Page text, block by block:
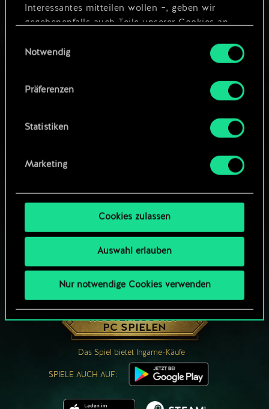
Interessantes mitteilen wollen –, geben wir
gegebenenfalls auch Teile unserer Cookies an
Cookies erfordert allerdings deine Zustimmung.
Alle Details zu unserer Nutzung von Cookies
findest du unten im Menü „Einstellungen“, wo
um das Thema Cookies ändern kannst.
Notwendig
Präferenzen
Statistiken
Marketing
Cookies zulassen
Auswahl erlauben
Nur notwendige Cookies verwenden
ODER
Community-Decks durchsuchen
WIE WÄR’S MIT EINER RUNDE GWENT?
KOSTENLOS AUF
PC SPIELEN
Das Spiel bietet Ingame-Käufe
SPIELE AUCH AUF: